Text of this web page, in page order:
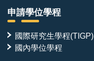
申請學位學程
國際研究生學程(TIGP)
國內學位學程